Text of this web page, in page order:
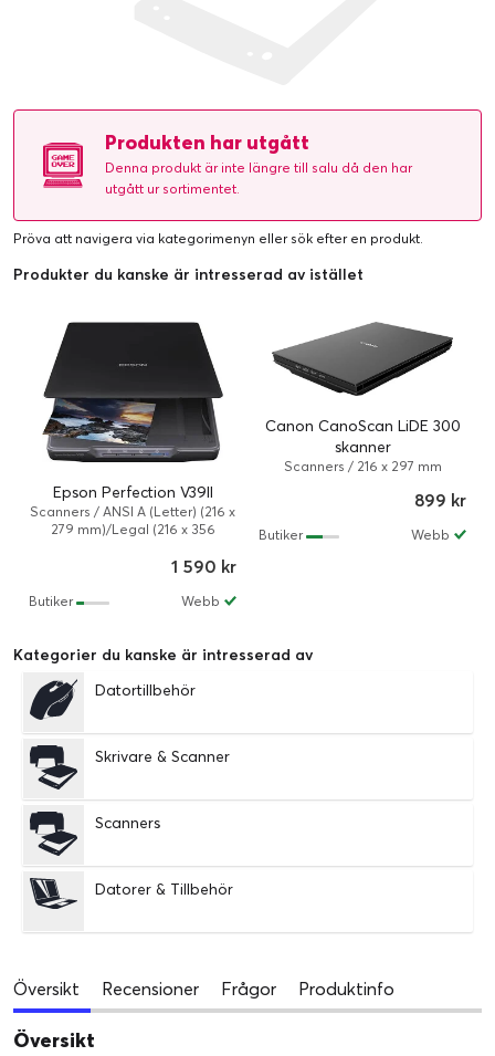
Produkten har utgått
Denna produkt är inte längre till salu då den har
utgått ur sortimentet.
Pröva att navigera via kategorimenyn eller sök efter en produkt.
Produkter du kanske är intresserad av istället
Epson Perfection V39II
Scanners / ANSI A (Letter) (216 x
279 mm)/Legal (216 x 356
1 590 kr
Webb
Butiker
Canon CanoScan LiDE 300
skanner
Scanners / 216 x 297 mm
899 kr
Webb
Butiker
Kategorier du kanske är intresserad av
Datortillbehör
Skrivare & Scanner
Scanners
Datorer & Tillbehör
Översikt Recensioner Frågor Produktinfo
Översikt